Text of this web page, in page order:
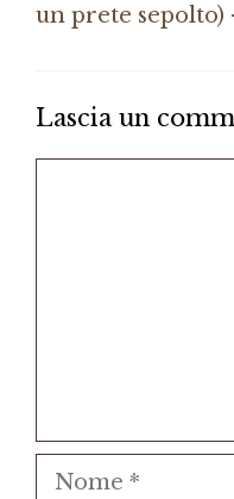
un prete sepolto)
Lascia un
Nome